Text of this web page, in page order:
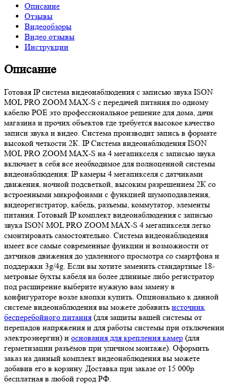
Описание
Отзывы
Видеообзоры
Видео отзывы
Инструкции
Описание
Готовая IP система видеонаблюдения с записью звука ISON
MOL PRO ZOOM MAX-S с передачей питания по одному
кабелю POE это профессиональное решение для дома, дачи
магазина и прочих объектов где требуется высокое качество
записи звука и видео. Система производит запись в формате
высокой четкости 2К. IP Система видеонаблюдения ISON
MOL PRO ZOOM MAX-S на 4 мегапикселя с записью звука
включает в себя все необходимое для полноценной системы
видеонаблюдения: IP камеры 4 мегапикселя с датчиками
движения, ночной подсветкой, высоким разрешением 2К со
встроенными микрофонами с функцией шумоподавления,
видеорегистратор, кабель, разъемы, коммутатор, элементы
питания. Готовый IP комплект видеонаблюдения с записью
звука ISON MOL PRO ZOOM MAX-S 4 мегапикселя легко
смонтировать самостоятельно. Система видеонаблюдения
имеет все самые современные функции и возможности от
датчиков движения до удаленного просмотра со смартфона и
поддержки 3g/4g. Если вы хотите заменить стандартные 18-
метровые бухты кабеля на более длинные либо регистратор
под расширение выберите нужную вам замену в
конфигураторе возле кнопки купить. Опционально к данной
системе видеонаблюдения вы можете добавить источник
бесперебойного питания (для защиты вашей системы от
перепадов напряжения и для работы системы при отключении
электроэнергии) и основания для крепления камер (для
герметизации разъёмов при уличном монтаже). Оформить
заказ на данный комплект видеонаблюдения вы можете
добавив его в корзину. Доставка при заказе от 15 000р
бесплатная в любой город РФ.